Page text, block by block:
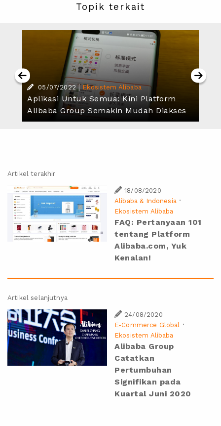
Topik terkait
05/07/2022 | Ekosistem Alibaba
Aplikasi Untuk Semua: Kini Platform
Alibaba Group Semakin Mudah Diakses
Artikel terakhir
18/08/2020
Alibaba & Indonesia·
Ekosistem Alibaba
FAQ: Pertanyaan 101
tentang Platform
Alibaba.com, Yuk
Kenalan!
Artikel selanjutnya
24/08/2020
E-Commerce Global
·
Ekosistem Alibaba
Alibaba Group
Catatkan
Pertumbuhan
Signifikan pada
Kuartal Juni 2020